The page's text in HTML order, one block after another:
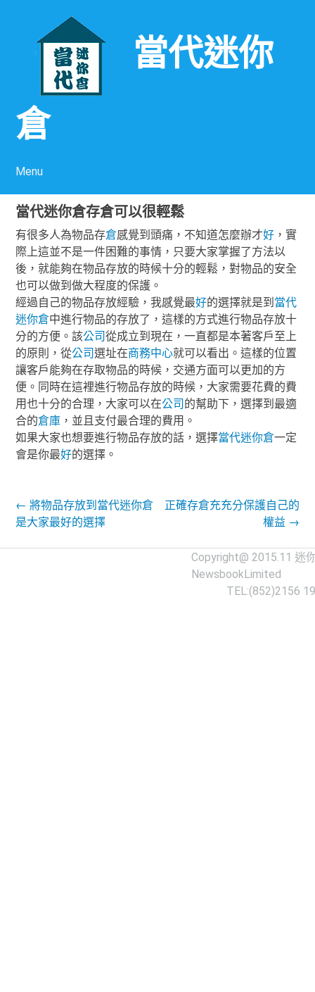
當代迷你
倉
Menu
當代迷你倉存倉可以很輕鬆
有很多人為物品存倉感覺到頭痛，不知道怎麼辦才好 ，實
際上這並不是一件困難的事情，只要大家掌握了方法以
後，就能夠在物品存放的時候十分的輕鬆，對物品的安全
也可以做到做大程度的保護。
經過自己的物品存放經驗，我感覺最好的選擇就是到 當代
迷你倉中進行物品的存放了，這樣的方式進行物品存放十
分的方便。該公司從成立到現在，一直都是本著客戶至上
的原則，從公司選址在商務中心就可以看出。這樣的位置
讓客戶能夠在存取物品的時候，交通方面可以更加的方
便。 同時在這裡進行物品存放的時候，大家需要花費的費
用也十分的合理，大家可以在公司 的幫助下，選擇到最適
合的倉庫 ，並且支付最合理的費用。
如果大家也想要進行物品存放的話，選擇當代迷你倉一定
會是你最好的選擇。
Post navigation
← 將物品存放到當代迷你倉
是大家最好的選擇
正確存倉充充分保護自己的
權益 →
Copyright@ 2015.11迷
NewsbookLimited
TEL:(852)2156